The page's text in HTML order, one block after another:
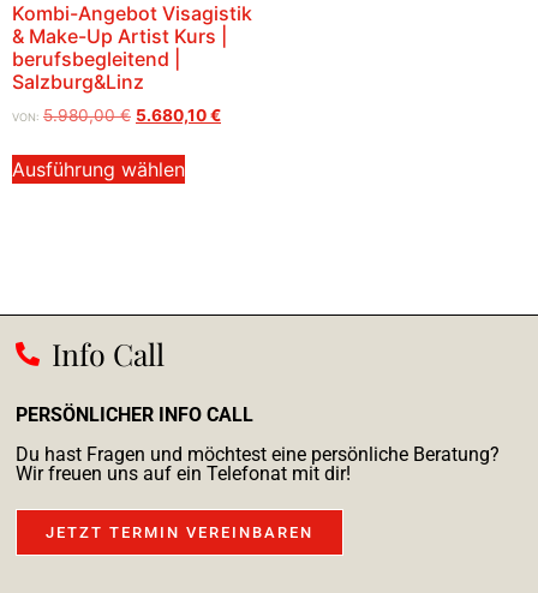
Kombi-Angebot Visagistik
& Make-Up Artist Kurs |
berufsbegleitend |
Salzburg&Linz
VON: 5.980,00€ 5.680,10€
Ausführung wählen
Info Call
PERSÖNLICHER INFO CALL
Du hast Fragen und möchtest eine persönliche Beratung?
Wir freuen uns auf ein Telefonat mit dir!
JETZT TERMIN VEREINBAREN